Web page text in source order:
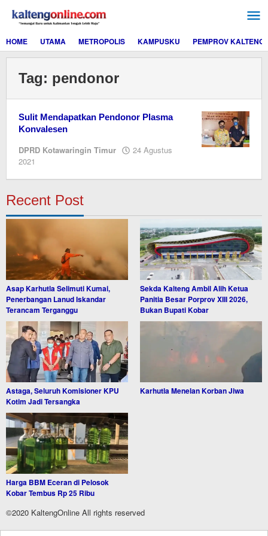
konten
HOME
UTAMA METROPOLIS KAMPUSKU PEMPROV KALTENG
Tag: pendonor
Sulit Mendapatkan Pendonor Plasma
Konvalesen
DPRD Kotawaringin Timur
24 Agustus
2021
Recent Post
Asap Karhutla Selimuti Kumai,
Penerbangan Lanud Iskandar
Terancam Terganggu
Sekda Kalteng Ambil Alih Ketua
Panitia Besar Porprov XIII 2026,
Bukan Bupati Kobar
Astaga, Seluruh Komisioner KPU
Kotim Jadi Tersangka
Karhutla Menelan Korban Jiwa
Harga BBM Eceran di Pelosok
Kobar Tembus Rp 25 Ribu
©2020 KaltengOnline All rights reserved